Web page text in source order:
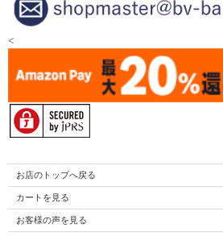
<
お店のトップへ戻る
カートを見る
お客様の声を見る